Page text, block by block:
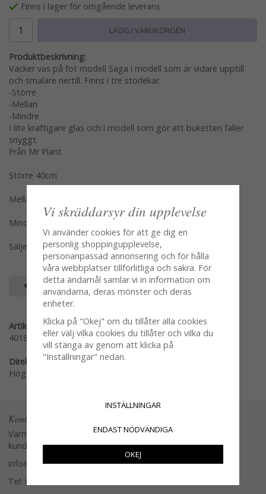
Finns i lager för omgående leverans
LÄGG I VARUKORGEN
Produktbeskrivning:
Vacker vas på fot modell Saga i modell som är vidare upptill
och smalare nertill. Finns i tre storlekar.
-Större
-Mellan
-Mindre
I lite kraftigare glas och i modell som gör att buketten faller
snyggt.
Från Mr Plant
Större 40cm
Mellan 30cm
Mindre 20cm
Säljes var för sig per styck en och en
SPARA SOM FAVORIT
Artikelnummer:
40180001
Direktlänk:
Högerklicka och kopiera adressen
Kontakta oss
Varmt välkommen att kontakta vår
kundtjänst.
info@glasverandan.se
Tel: 079-3495968
Vi skräddarsyr din upplevelse
Vi använder cookies för att ge dig en
personlig shoppingupplevelse,
personanpassad annonsering och för hålla
våra webbplatser tillförlitliga och säkra. För
detta ändamål samlar vi in information om
användarna, deras mönster och deras
enheter.
Klicka på "Okej" om du tillåter alla cookies
eller välj vilka cookies du tillåter och vilka du
vill stänga av genom att klicka på
"Inställningar" nedan.
INSTÄLLNINGAR
ENDAST NÖDVÄNDIGA
OKEJ